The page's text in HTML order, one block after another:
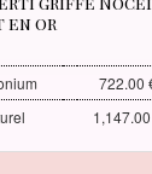
en or
722.00